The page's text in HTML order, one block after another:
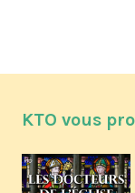
KTO vous